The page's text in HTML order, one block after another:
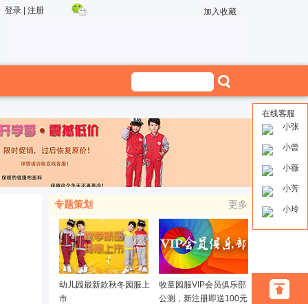
登录| 注册 加入收藏
专题策划 更多
幼儿园最新款秋冬园服上
市
牧童园服VIP会员俱乐部
公测，新注册即送100元
在线客服
小张
小曾
小薇
小芳
小玲